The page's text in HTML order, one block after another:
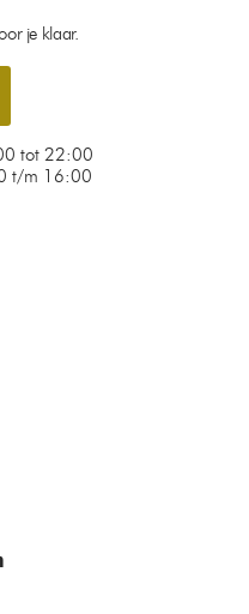
je klaar.
tot 22:00
t/m 16:00